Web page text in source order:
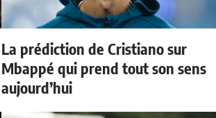
La prédiction de Cristiano sur
Mbappé qui prend tout son sens
aujourd’hui